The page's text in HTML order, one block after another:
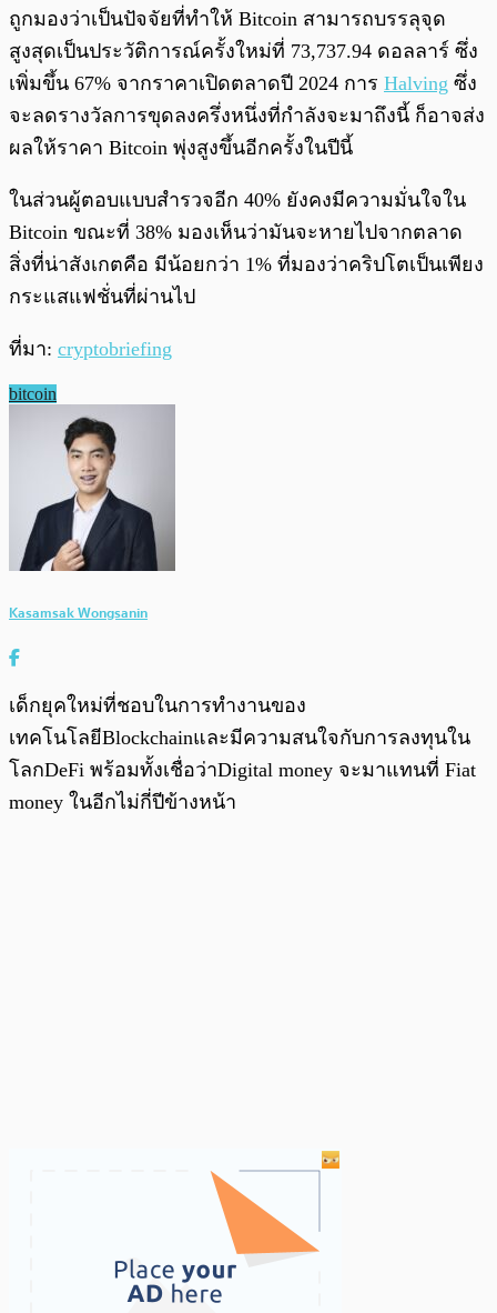
ถูกมองว่าเป็นปัจจัยที่ทำให้ Bitcoin สามารถบรรลุจุด
สูงสุดเป็นประวัติการณ์ครั้งใหม่ที่ 73,737.94 ดอลลาร์ ซึ่ง
เพิ่มขึ้น 67% จากราคาเปิดตลาดปี 2024 การ Halving ซึ่ง
จะลดรางวัลการขุดลงครึ่งหนึ่งที่กำลังจะมาถึงนี้ ก็อาจส่ง
ผลให้ราคา Bitcoin พุ่งสูงขึ้นอีกครั้งในปีนี้
ในส่วนผู้ตอบแบบสำรวจอีก 40% ยังคงมีความมั่นใจใน
Bitcoin ขณะที่ 38% มองเห็นว่ามันจะหายไปจากตลาด
สิ่งที่น่าสังเกตคือ มีน้อยกว่า 1% ที่มองว่าคริปโตเป็นเพียง
กระแสแฟชั่นที่ผ่านไป
ที่มา: cryptobriefing
bitcoin
Kasamsak Wongsanin
เด็กยุคใหม่ที่ชอบในการทำงานของ
เทคโนโลยีBlockchainและมีความสนใจกับการลงทุนใน
โลกDeFi พร้อมทั้งเชื่อว่าDigital money จะมาแทนที่ Fiat
money ในอีกไม่กี่ปีข้างหน้า